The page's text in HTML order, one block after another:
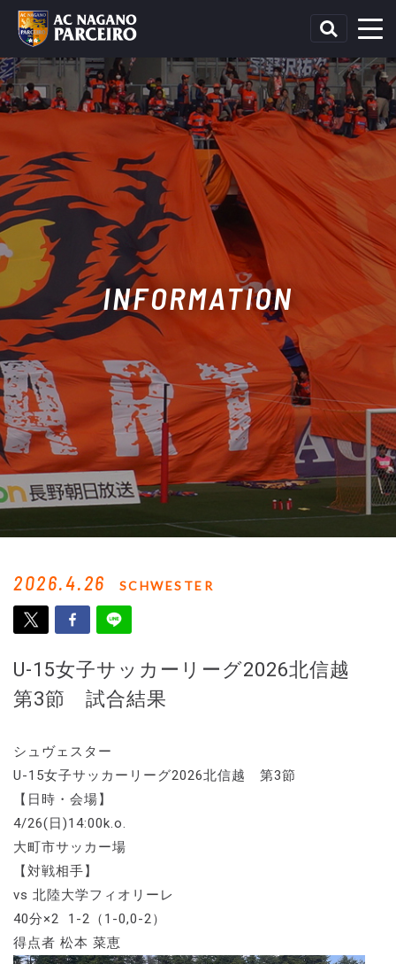
INFORMATION
2026.4.26 SCHWESTER
U-15女子サッカーリーグ2026北信越
第3節 試合結果
シュヴェスター
U-15女子サッカーリーグ2026北信越 第3節
【日時・会場】
4/26(日)14:00k.o.
大町市サッカー場
【対戦相手】
vs 北陸大学フィオリーレ
40分×2 1-2（1-0,0-2）
得点者 松本 菜恵